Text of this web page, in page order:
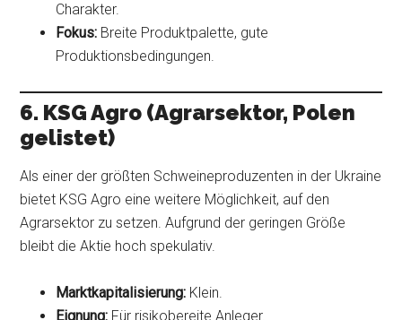
Charakter.
Fokus: Breite Produktpalette, gute
Produktionsbedingungen.
6. KSG Agro (Agrarsektor, Polen
gelistet)
Als einer der größten Schweineproduzenten in der Ukraine
bietet KSG Agro eine weitere Möglichkeit, auf den
Agrarsektor zu setzen. Aufgrund der geringen Größe
bleibt die Aktie hoch spekulativ.
Marktkapitalisierung: Klein.
Eignung: Für risikobereite Anleger.